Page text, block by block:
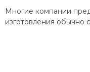
Многие компании
изготовления обычно